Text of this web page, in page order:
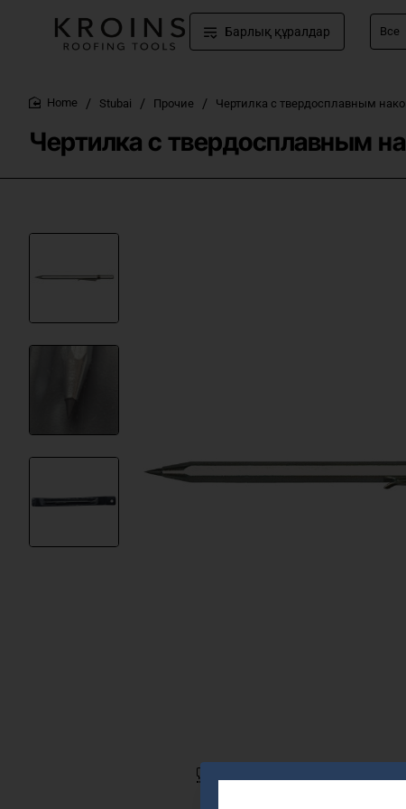
Барлық құралдар Все
Чертилка с твердосплавным
Stubai Прочие Чертилка с твердосплавным